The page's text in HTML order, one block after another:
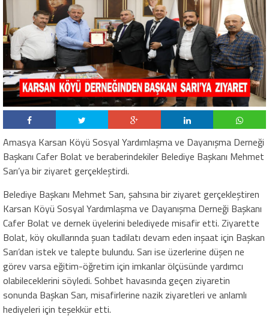
Amasya Karsan Köyü Sosyal Yardımlaşma ve Dayanışma Derneği
Başkanı Cafer Bolat ve beraberindekiler Belediye Başkanı Mehmet
Sarı’ya bir ziyaret gerçekleştirdi.
Belediye Başkanı Mehmet Sarı, şahsına bir ziyaret gerçekleştiren
Karsan Köyü Sosyal Yardımlaşma ve Dayanışma Derneği Başkanı
Cafer Bolat ve dernek üyelerini belediyede misafir etti. Ziyarette
Bolat, köy okullarında şuan tadilatı devam eden inşaat için Başkan
Sarı’dan istek ve talepte bulundu. Sarı ise üzerlerine düşen ne
görev varsa eğitim-öğretim için imkanlar ölçüsünde yardımcı
olabileceklerini söyledi. Sohbet havasında geçen ziyaretin
sonunda Başkan Sarı, misafirlerine nazik ziyaretleri ve anlamlı
hediyeleri için teşekkür etti.